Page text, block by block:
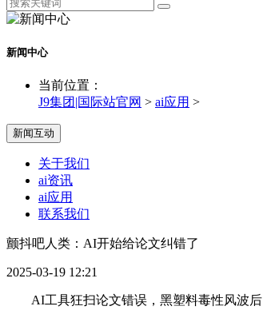
新闻中心
当前位置：
J9集团|国际站官网 > ai应用 >
新闻互动
关于我们
ai资讯
ai应用
联系我们
颤抖吧人类：AI开始给论文纠错了
2025-03-19 12:21
AI工具狂扫论文错误，黑塑料毒性风波后